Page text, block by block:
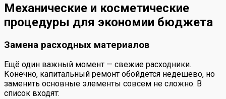
Механические и косметические
процедуры для экономии бюджета
Замена расходных материалов
Ещё один важный момент — свежие расходники.
Конечно, капитальный ремонт обойдется недешево, но
заменить основные элементы совсем не сложно. В
список входят: